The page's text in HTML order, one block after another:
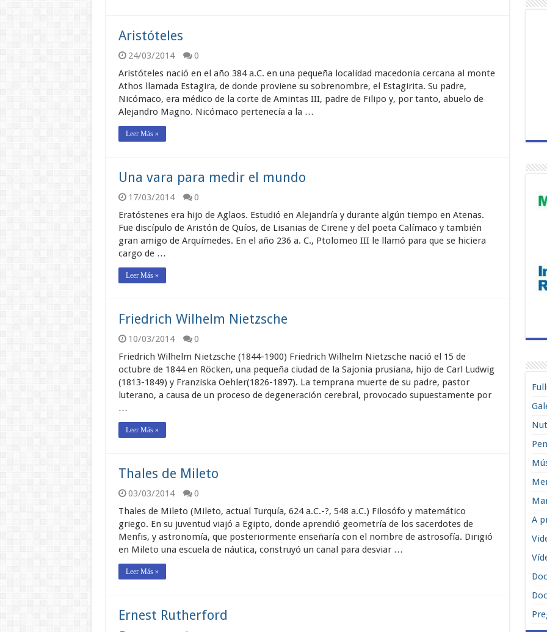
Aristóteles
24/03/2014
0
Aristóteles nació en el año 384 a.C. en una pequeña localidad macedonia cercana al monte
Athos llamada Estagira, de donde proviene su sobrenombre, el Estagirita. Su padre,
Nicómaco, era médico de la corte de Amintas III, padre de Filipo y, por tanto, abuelo de
Alejandro Magno. Nicómaco pertenecía a la …
Leer Más »
Una vara para medir el mundo
17/03/2014
0
Eratóstenes era hijo de Aglaos. Estudió en Alejandría y durante algún tiempo en Atenas.
Fue discípulo de Aristón de Quíos, de Lisanias de Cirene y del poeta Calímaco y también
gran amigo de Arquímedes. En el año 236 a. C., Ptolomeo III le llamó para que se hiciera
cargo de …
Leer Más »
Friedrich Wilhelm Nietzsche
10/03/2014
0
Friedrich Wilhelm Nietzsche (1844-1900) Friedrich Wilhelm Nietzsche nació el 15 de
octubre de 1844 en Röcken, una pequeña ciudad de la Sajonia prusiana, hijo de Carl Ludwig
(1813-1849) y Franziska Oehler(1826-1897). La temprana muerte de su padre, pastor
luterano, a causa de un proceso de degeneración cerebral, provocado supuestamente por
…
Leer Más »
Thales de Mileto
03/03/2014
0
Thales de Mileto (Mileto, actual Turquía, 624 a.C.-?, 548 a.C.) Filosófo y matemático
griego. En su juventud viajó a Egipto, donde aprendió geometría de los sacerdotes de
Menfis, y astronomía, que posteriormente enseñaría con el nombre de astrosofía. Dirigió
en Mileto una escuela de náutica, construyó un canal para desviar …
Leer Más »
Ernest Rutherford
A